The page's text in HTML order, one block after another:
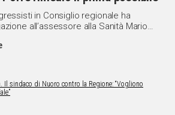
in Consiglio regionale ha
all’assessore alla Sanità Mario
stata affrontata in mattinata dalla